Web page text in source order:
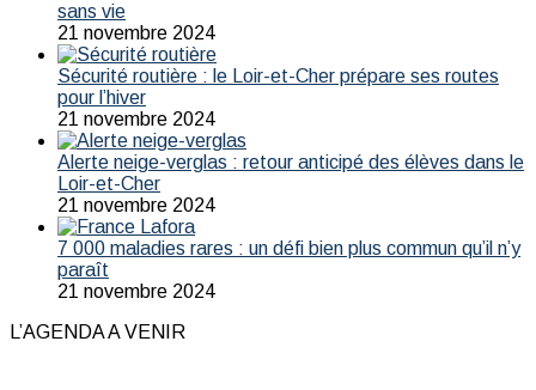
sans vie
21 novembre 2024
Sécurité routière : le Loir-et-Cher prépare ses routes
pour l’hiver
21 novembre 2024
Alerte neige-verglas : retour anticipé des élèves dans le
Loir-et-Cher
21 novembre 2024
7 000 maladies rares : un défi bien plus commun qu’il n’y
paraît
21 novembre 2024
L’AGENDA A VENIR